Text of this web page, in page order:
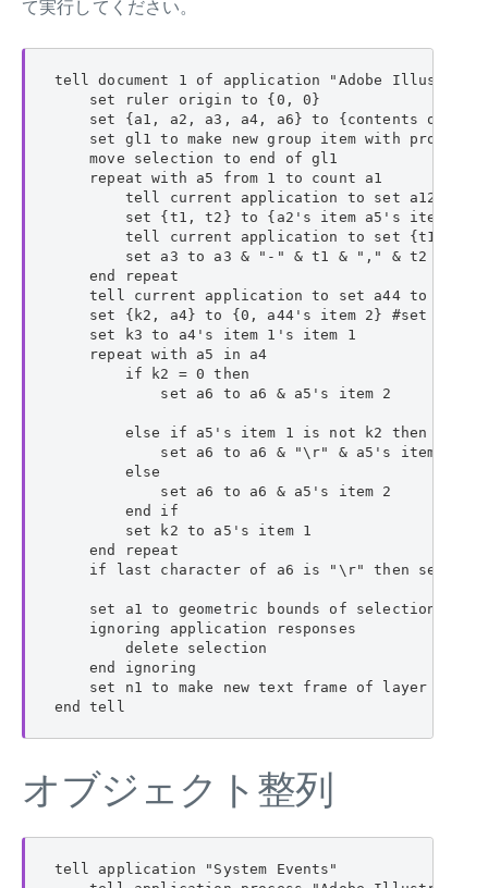
て実行してください。
tell document 1 of application "Adobe
    set ruler origin to {0, 0}
set {a1, a2, a3, a4, a6} to {contents of
set gl1 to make new group item with
    move selection to end of gl1
    repeat with a5 from 1 to count a1
tell current application to set a12 to
set {t1, t2} to {a2's item a5's item 2,
tell current application to set {t1, t2}
set a3 to a3 & "-" & t1 & "," & t2 & ","
    end repeat
tell current application to set a44 to run
set {k2, a4} to {0, a44's item 2} #set a44
    set k3 to a4's item 1's item 1
    repeat with a5 in a4
        if k2 = 0 then
            set a6 to a6 & a5's item 2
        else if a5's item 1 is not k2 then
            set a6 to a6 & "\r" & a5's item 2
        else
            set a6 to a6 & a5's item 2
        end if
        set k2 to a5's item 1
    end repeat
if last character of a6 is "\r" then set a6
    set a1 to geometric bounds of selection
    ignoring application responses
        delete selection
    end ignoring
set n1 to make new text frame of layer 1
end tell
オブジェクト整列
tell application "System Events"